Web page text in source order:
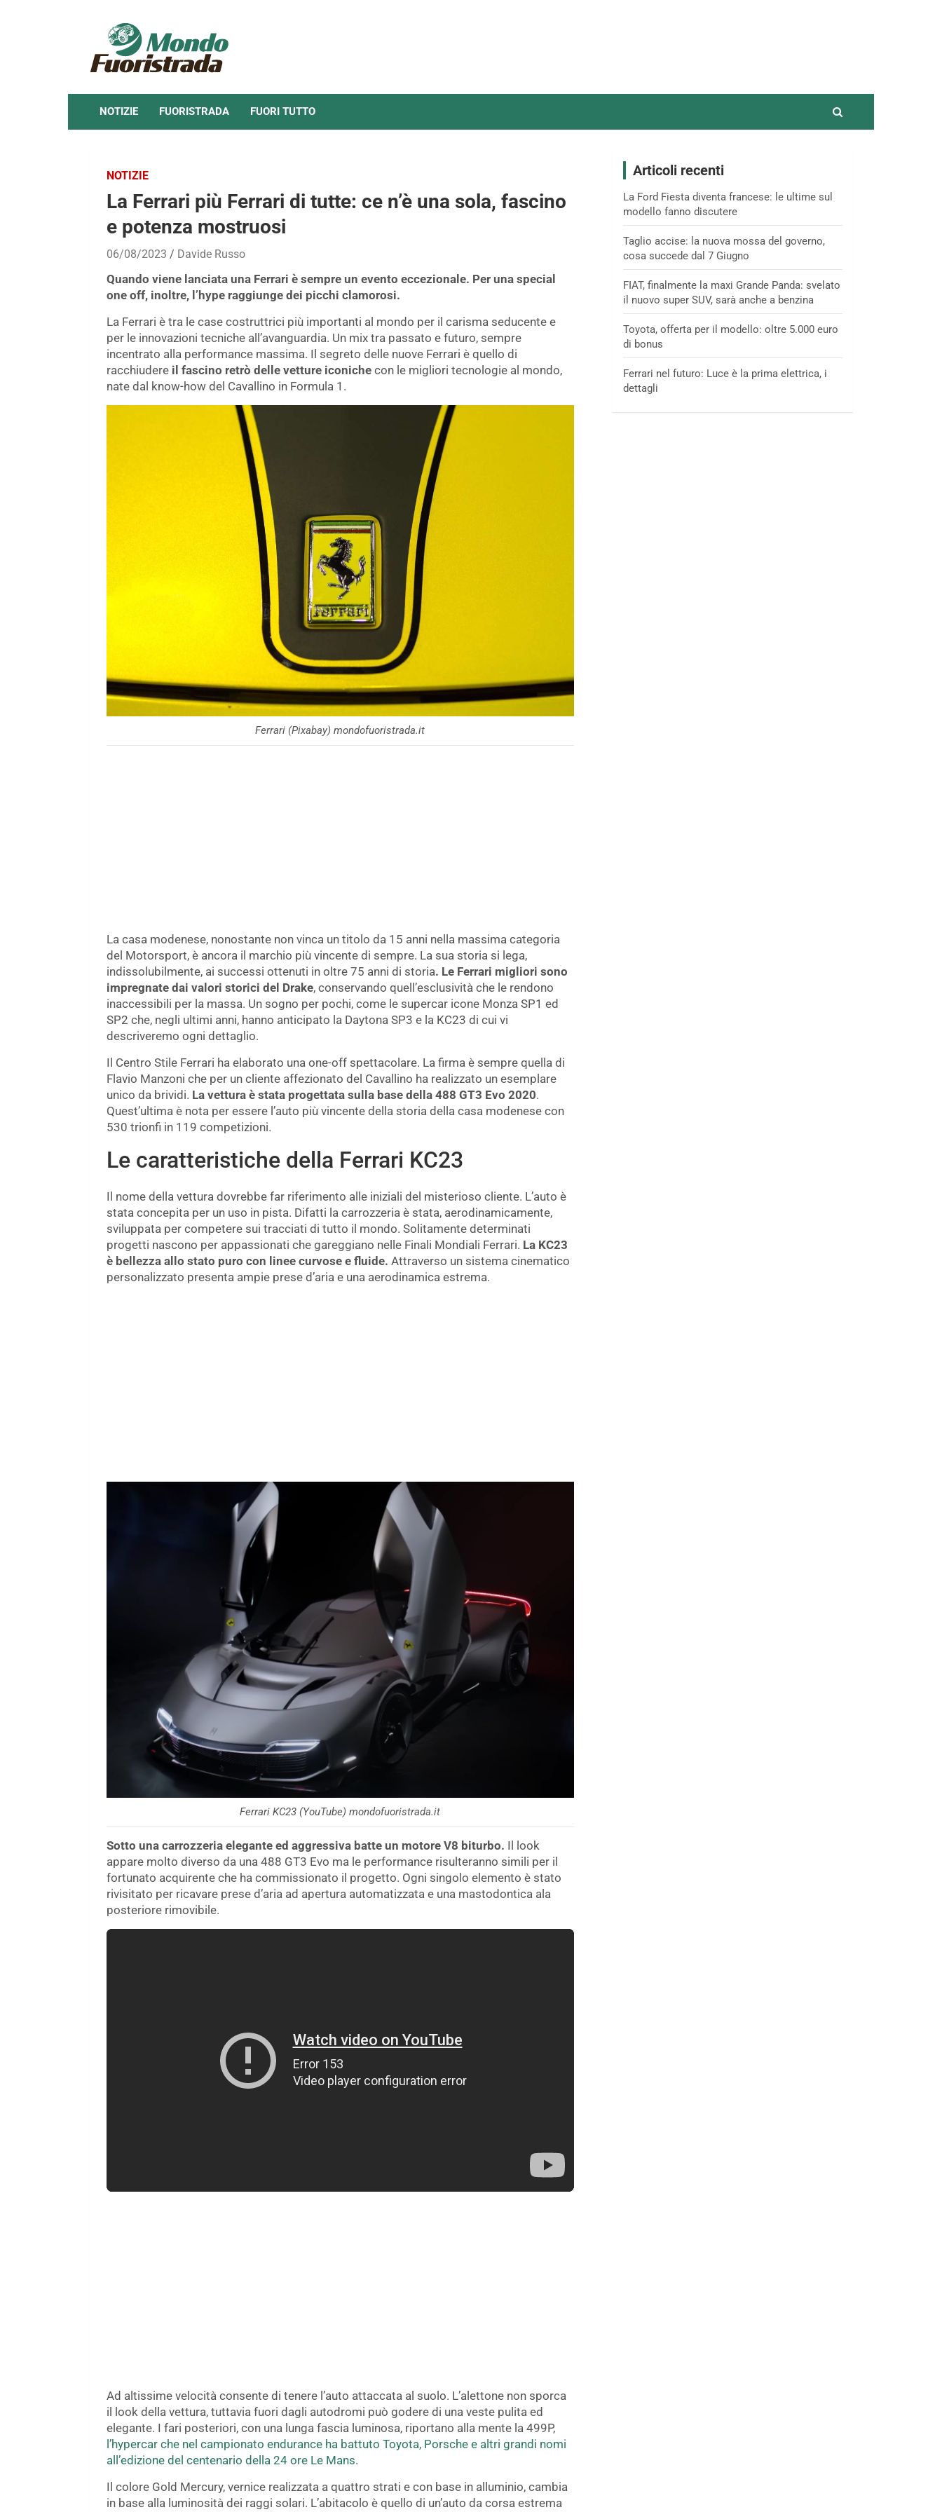
NOTIZIE FUORISTRADA FUORI TUTTO
NOTIZIE
La Ferrari più Ferrari di tutte: ce n’è una sola, fascino
e potenza mostruosi
06/08/2023 Davide Russo
Quando viene lanciata una Ferrari è sempre un evento eccezionale. Per una special
one off, inoltre, l’hype raggiunge dei picchi clamorosi.
La Ferrari è tra le case costruttrici più importanti al mondo per il carisma seducente e
per le innovazioni tecniche all’avanguardia. Un mix tra passato e futuro, sempre
incentrato alla performance massima. Il segreto delle nuove Ferrari è quello di
racchiudere il fascino retrò delle vetture iconiche con le migliori tecnologie al mondo,
nate dal know-how del Cavallino in Formula 1.
Ferrari (Pixabay) mondofuoristrada.it
La casa modenese, nonostante non vinca un titolo da 15 anni nella massima categoria
del Motorsport, è ancora il marchio più vincente di sempre. La sua storia si lega,
indissolubilmente, ai successi ottenuti in oltre 75 anni di storia. Le Ferrari migliori sono
impregnate dai valori storici del Drake, conservando quell’esclusività che le rendono
inaccessibili per la massa. Un sogno per pochi, come le supercar icone Monza SP1 ed
SP2 che, negli ultimi anni, hanno anticipato la Daytona SP3 e la KC23 di cui vi
descriveremo ogni dettaglio.
Il Centro Stile Ferrari ha elaborato una one-off spettacolare. La firma è sempre quella di
Flavio Manzoni che per un cliente affezionato del Cavallino ha realizzato un esemplare
unico da brividi. La vettura è stata progettata sulla base della 488 GT3 Evo 2020.
Quest’ultima è nota per essere l’auto più vincente della storia della casa modenese con
530 trionfi in 119 competizioni.
Le caratteristiche della Ferrari KC23
Il nome della vettura dovrebbe far riferimento alle iniziali del misterioso cliente. L’auto è
stata concepita per un uso in pista. Difatti la carrozzeria è stata, aerodinamicamente,
sviluppata per competere sui tracciati di tutto il mondo. Solitamente determinati
progetti nascono per appassionati che gareggiano nelle Finali Mondiali Ferrari. La KC23
è bellezza allo stato puro con linee curvose e fluide. Attraverso un sistema cinematico
personalizzato presenta ampie prese d’aria e una aerodinamica estrema.
Ferrari KC23 (YouTube) mondofuoristrada.it
Sotto una carrozzeria elegante ed aggressiva batte un motore V8 biturbo. Il look
appare molto diverso da una 488 GT3 Evo ma le performance risulteranno simili per il
fortunato acquirente che ha commissionato il progetto. Ogni singolo elemento è stato
rivisitato per ricavare prese d’aria ad apertura automatizzata e una mastodontica ala
posteriore rimovibile.
Ad altissime velocità consente di tenere l’auto attaccata al suolo. L’alettone non sporca
il look della vettura, tuttavia fuori dagli autodromi può godere di una veste pulita ed
elegante. I fari posteriori, con una lunga fascia luminosa, riportano alla mente la 499P,
l’hypercar che nel campionato endurance ha battuto Toyota, Porsche e altri grandi nomi
all’edizione del centenario della 24 ore Le Mans.
Il colore Gold Mercury, vernice realizzata a quattro strati e con base in alluminio, cambia
in base alla luminosità dei raggi solari. L’abitacolo è quello di un’auto da corsa estrema
Articoli recenti
La Ford Fiesta diventa francese: le ultime sul
modello fanno discutere
Taglio accise: la nuova mossa del governo,
cosa succede dal 7 Giugno
FIAT, finalmente la maxi Grande Panda: svelato
il nuovo super SUV, sarà anche a benzina
Toyota, offerta per il modello: oltre 5.000 euro
di bonus
Ferrari nel futuro: Luce è la prima elettrica, i
dettagli